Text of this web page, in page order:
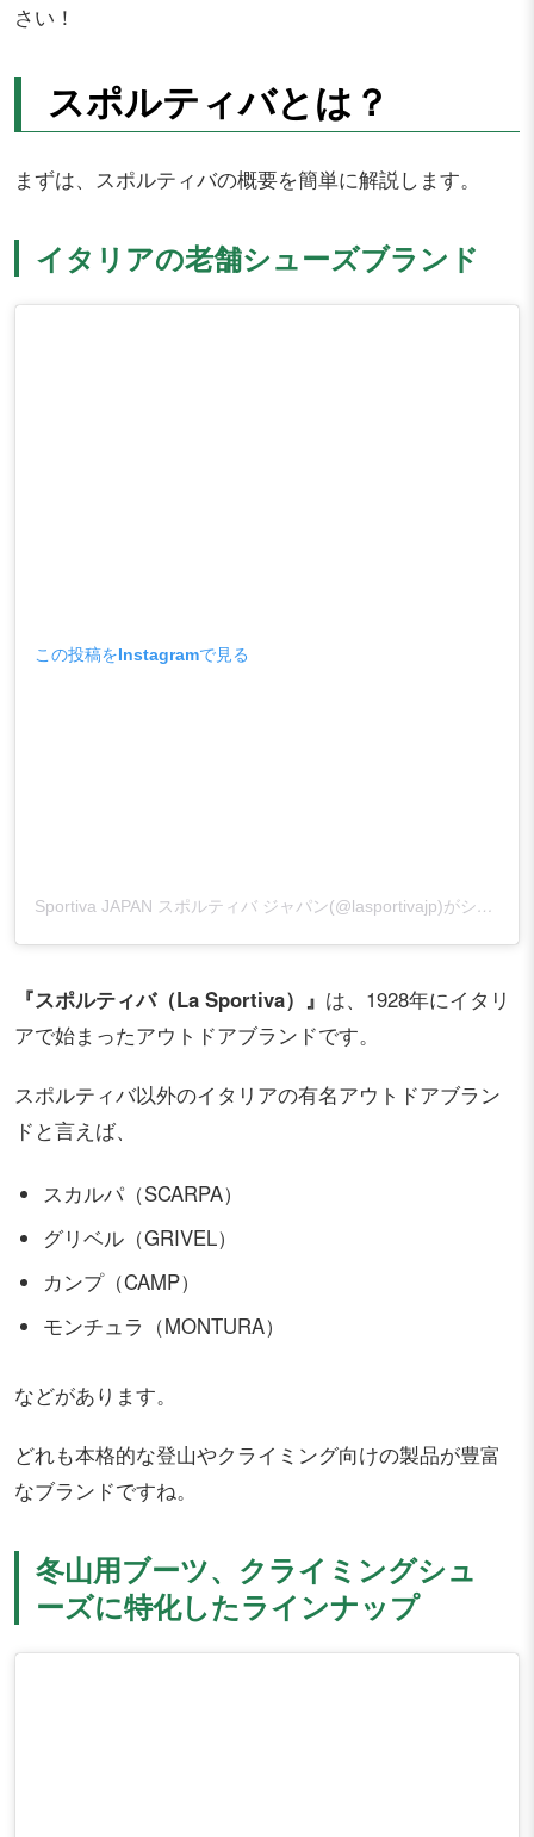
さい！
スポルティバとは？
まずは、スポルティバの概要を簡単に解説します。
イタリアの老舗シューズブランド
この投稿をInstagramで見る
Sportiva JAPAN スポルティバ ジャパン(@lasportivajp)がシェアした投稿
『スポルティバ（La Sportiva）』 は、1928年にイタリ
アで始まったアウトドアブランドです。
スポルティバ以外のイタリアの有名アウトドアブラン
ドと言えば、
スカルパ（SCARPA）
グリベル（GRIVEL）
カンプ（CAMP）
モンチュラ（MONTURA）
などがあります。
どれも本格的な登山やクライミング向けの製品が豊富
なブランドですね。
冬山用ブーツ、クライミングシュ
ーズに特化したラインナップ